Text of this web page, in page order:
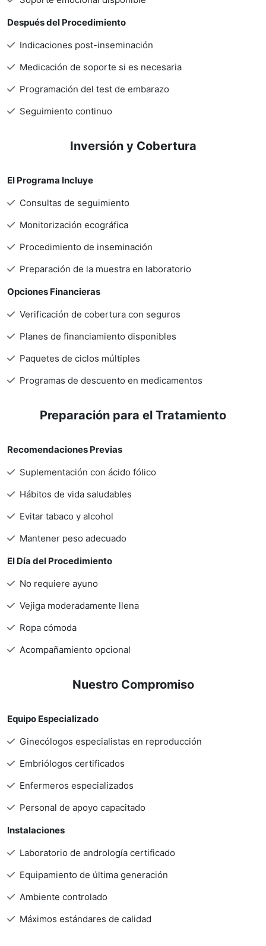
Después del Procedimiento
Indicaciones post-inseminación
Medicación de soporte si es necesaria
Programación del test de embarazo
Seguimiento continuo
Inversión y Cobertura
El Programa Incluye
Consultas de seguimiento
Monitorización ecográfica
Procedimiento de inseminación
Preparación de la muestra en laboratorio
Opciones Financieras
Verificación de cobertura con seguros
Planes de financiamiento disponibles
Paquetes de ciclos múltiples
Programas de descuento en medicamentos
Preparación para el Tratamiento
Recomendaciones Previas
Suplementación con ácido fólico
Hábitos de vida saludables
Evitar tabaco y alcohol
Mantener peso adecuado
El Día del Procedimiento
No requiere ayuno
Vejiga moderadamente llena
Ropa cómoda
Acompañamiento opcional
Nuestro Compromiso
Equipo Especializado
Ginecólogos especialistas en reproducción
Embriólogos certificados
Enfermeros especializados
Personal de apoyo capacitado
Instalaciones
Laboratorio de andrología certificado
Equipamiento de última generación
Ambiente controlado
Máximos estándares de calidad